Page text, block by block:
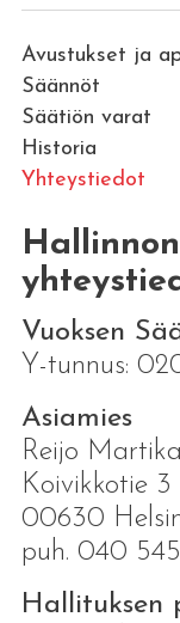
Avustukset ja
Säännöt
Säätiön varat
Historia
Yhteystiedot
Hallinnon
Vuoksen
Y-tunnus:
Asiamies
Reijo
Koivikkotie
00630
puh. 040 545
Hallituksen